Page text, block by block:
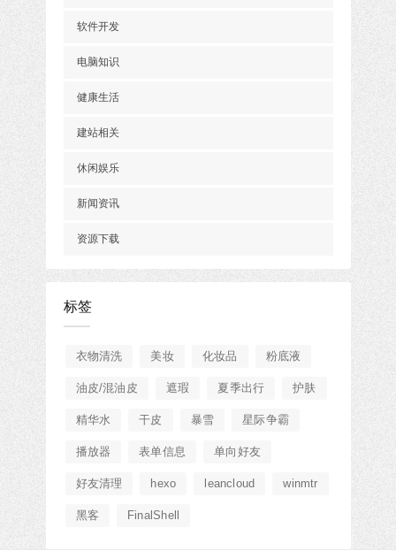
软件开发
电脑知识
健康生活
建站相关
休闲娱乐
新闻资讯
资源下载
标签
衣物清洗 美妆 化妆品 粉底液
油皮/混油皮 遮瑕 夏季出行 护肤
精华水 干皮 暴雪 星际争霸
播放器 表单信息 单向好友
好友清理 hexo leancloud winmtr
黑客 FinalShell